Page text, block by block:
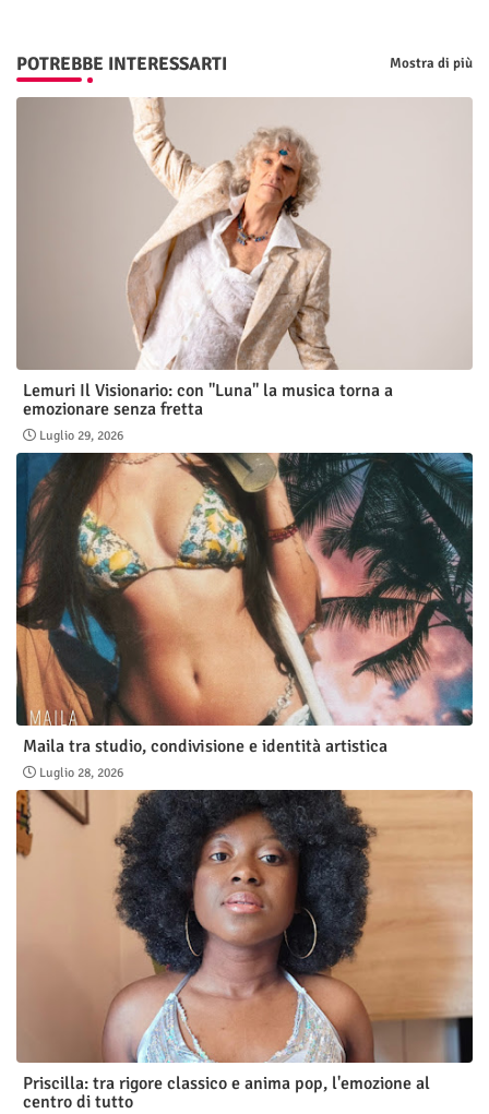
POTREBBE INTERESSARTI Mostra di più
Lemuri Il Visionario: con "Luna" la musica torna a
emozionare senza fretta
Luglio 29, 2026
Maila tra studio, condivisione e identità artistica
Luglio 28, 2026
Priscilla: tra rigore classico e anima pop, l'emozione al
centro di tutto